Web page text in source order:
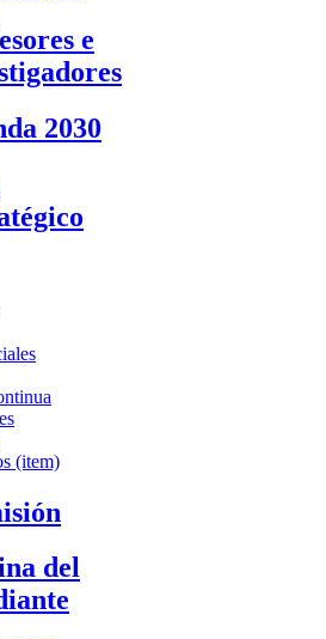
e
2030
(item)
del